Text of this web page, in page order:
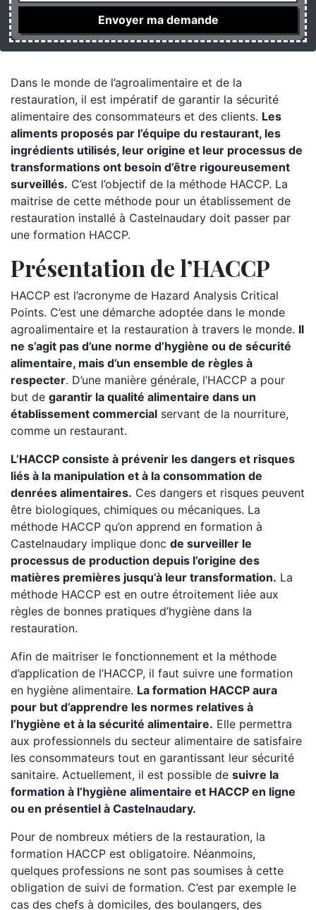
Dans le monde de l’agroalimentaire et de la
restauration, il est impératif de garantir la sécurité
alimentaire des consommateurs et des clients. Les
aliments proposés par l’équipe du restaurant, les
ingrédients utilisés, leur origine et leur processus de
transformations ont besoin d’être rigoureusement
surveillés. C’est l’objectif de la méthode HACCP. La
maitrise de cette méthode pour un établissement de
restauration installé à Castelnaudary doit passer par
une formation HACCP.
Présentation de l’HACCP
HACCP est l’acronyme de Hazard Analysis Critical
Points. C’est une démarche adoptée dans le monde
agroalimentaire et la restauration à travers le monde. Il
ne s’agit pas d’une norme d’hygiène ou de sécurité
alimentaire, mais d’un ensemble de règles à
respecter. D’une manière générale, l’HACCP a pour
but de garantir la qualité alimentaire dans un
établissement commercial servant de la nourriture,
comme un restaurant.
L’HACCP consiste à prévenir les dangers et risques
liés à la manipulation et à la consommation de
denrées alimentaires. Ces dangers et risques peuvent
être biologiques, chimiques ou mécaniques. La
méthode HACCP qu’on apprend en formation à
Castelnaudary implique donc de surveiller le
processus de production depuis l’origine des
matières premières jusqu’à leur transformation. La
méthode HACCP est en outre étroitement liée aux
règles de bonnes pratiques d’hygiène dans la
restauration.
Afin de maitriser le fonctionnement et la méthode
d’application de l’HACCP, il faut suivre une formation
en hygiène alimentaire. La formation HACCP aura
pour but d’apprendre les normes relatives à
l’hygiène et à la sécurité alimentaire. Elle permettra
aux professionnels du secteur alimentaire de satisfaire
les consommateurs tout en garantissant leur sécurité
sanitaire. Actuellement, il est possible de suivre la
formation à l’hygiène alimentaire et HACCP en ligne
ou en présentiel à Castelnaudary.
Pour de nombreux métiers de la restauration, la
formation HACCP est obligatoire. Néanmoins,
quelques professions ne sont pas soumises à cette
obligation de suivi de formation. C’est par exemple le
cas des chefs à domiciles, des boulangers, des